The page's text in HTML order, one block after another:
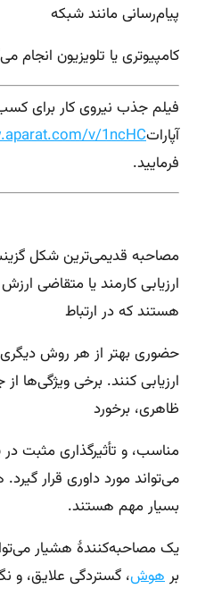
پیام‌رسانی مانند شبکه
کامپیوتری یا تلویزیون انجام
فیلم جذب نیروی کار برای
آپاراتv/1ncHC
فرمایید.
مصاحبه قدیمی‌ترین شکل
ارزیابی کارمند یا متقاضی
هستند که در ارتباط
حضوری بهتر از هر روش
ارزیابی کنند. برخی ویژگی‌ها
ظاهری، برخورد
مناسب، و تأثیرگذاری مثبت
می‌تواند مورد داوری قرار
بسیار مهم هستند.
یک مصاحبه‌کنندهٔ هشیار
بر هوش، گستردگی علایق، و